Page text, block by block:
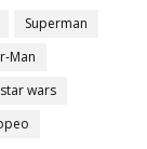
Superman
Man
star wars